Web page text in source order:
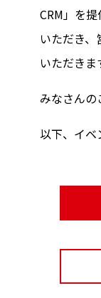
CRM」を
いただき
いただきま
みなさんの
以下、イベ